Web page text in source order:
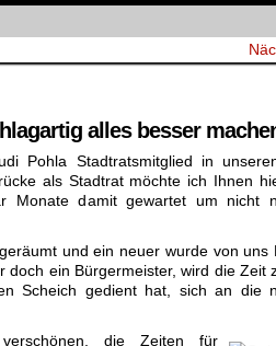
alles besser
Pohla Stadtratsmitglied in
als Stadtrat möchte ich Ihnen
Monate damit gewartet um nicht
und ein neuer wurde von uns
ein Bürgermeister, wird die Zeit
Scheich gedient hat, sich an die
die Zeiten für